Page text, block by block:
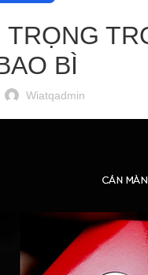
BÌ
Wiatqadmin